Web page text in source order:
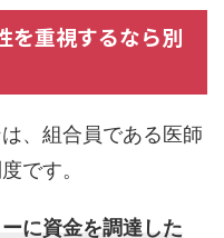
を重視するなら別
、組合員である医師
です。
に資金を調達した